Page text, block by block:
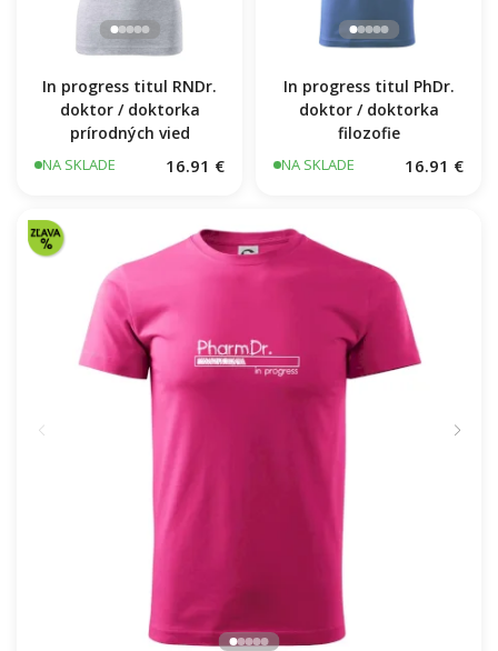
In progress titul RNDr.
doktor / doktorka
prírodných vied
NA SKLADE 16.91 €
In progress titul PhDr.
doktor / doktorka
filozofie
NA SKLADE 16.91 €